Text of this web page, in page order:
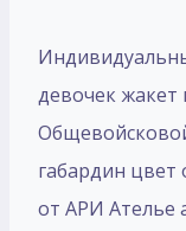
девочек
габардин
от АРИ Ателье